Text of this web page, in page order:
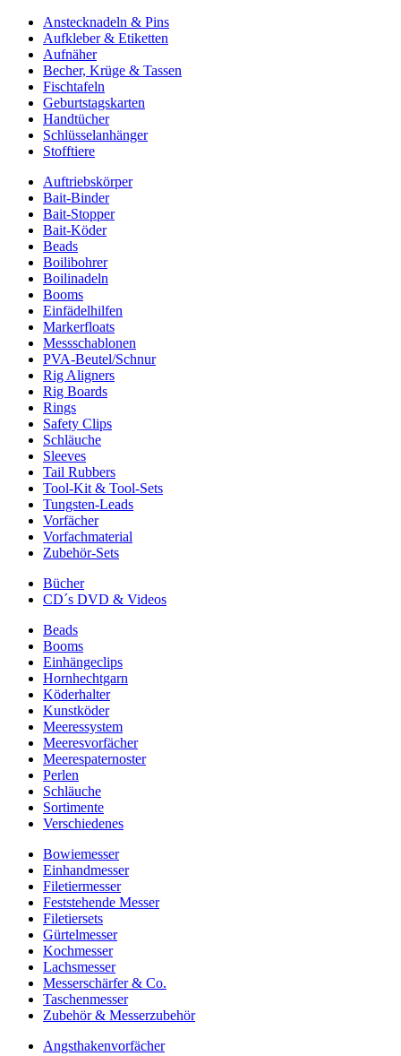
Anstecknadeln & Pins
Aufkleber & Etiketten
Aufnäher
Becher, Krüge & Tassen
Fischtafeln
Geburtstagskarten
Handtücher
Schlüsselanhänger
Stofftiere
Auftriebskörper
Bait-Binder
Bait-Stopper
Bait-Köder
Beads
Boilibohrer
Boilinadeln
Booms
Einfädelhilfen
Markerfloats
Messschablonen
PVA-Beutel/Schnur
Rig Aligners
Rig Boards
Rings
Safety Clips
Schläuche
Sleeves
Tail Rubbers
Tool-Kit & Tool-Sets
Tungsten-Leads
Vorfächer
Vorfachmaterial
Zubehör-Sets
Bücher
CD´s DVD & Videos
Beads
Booms
Einhängeclips
Hornhechtgarn
Köderhalter
Kunstköder
Meeressystem
Meeresvorfächer
Meerespaternoster
Perlen
Schläuche
Sortimente
Verschiedenes
Bowiemesser
Einhandmesser
Filetiermesser
Feststehende Messer
Filetiersets
Gürtelmesser
Kochmesser
Lachsmesser
Messerschärfer & Co.
Taschenmesser
Zubehör & Messerzubehör
Angsthakenvorfächer